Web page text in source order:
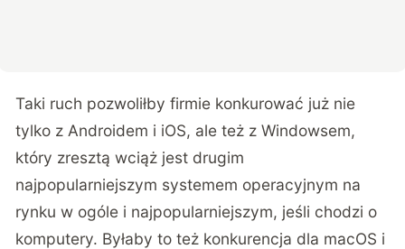
Taki ruch pozwoliłby firmie konkurować już nie
tylko z Androidem i iOS, ale też z Windowsem,
który zresztą wciąż jest drugim
najpopularniejszym systemem operacyjnym na
rynku w ogóle i najpopularniejszym, jeśli chodzi o
komputery. Byłaby to też konkurencja dla macOS i